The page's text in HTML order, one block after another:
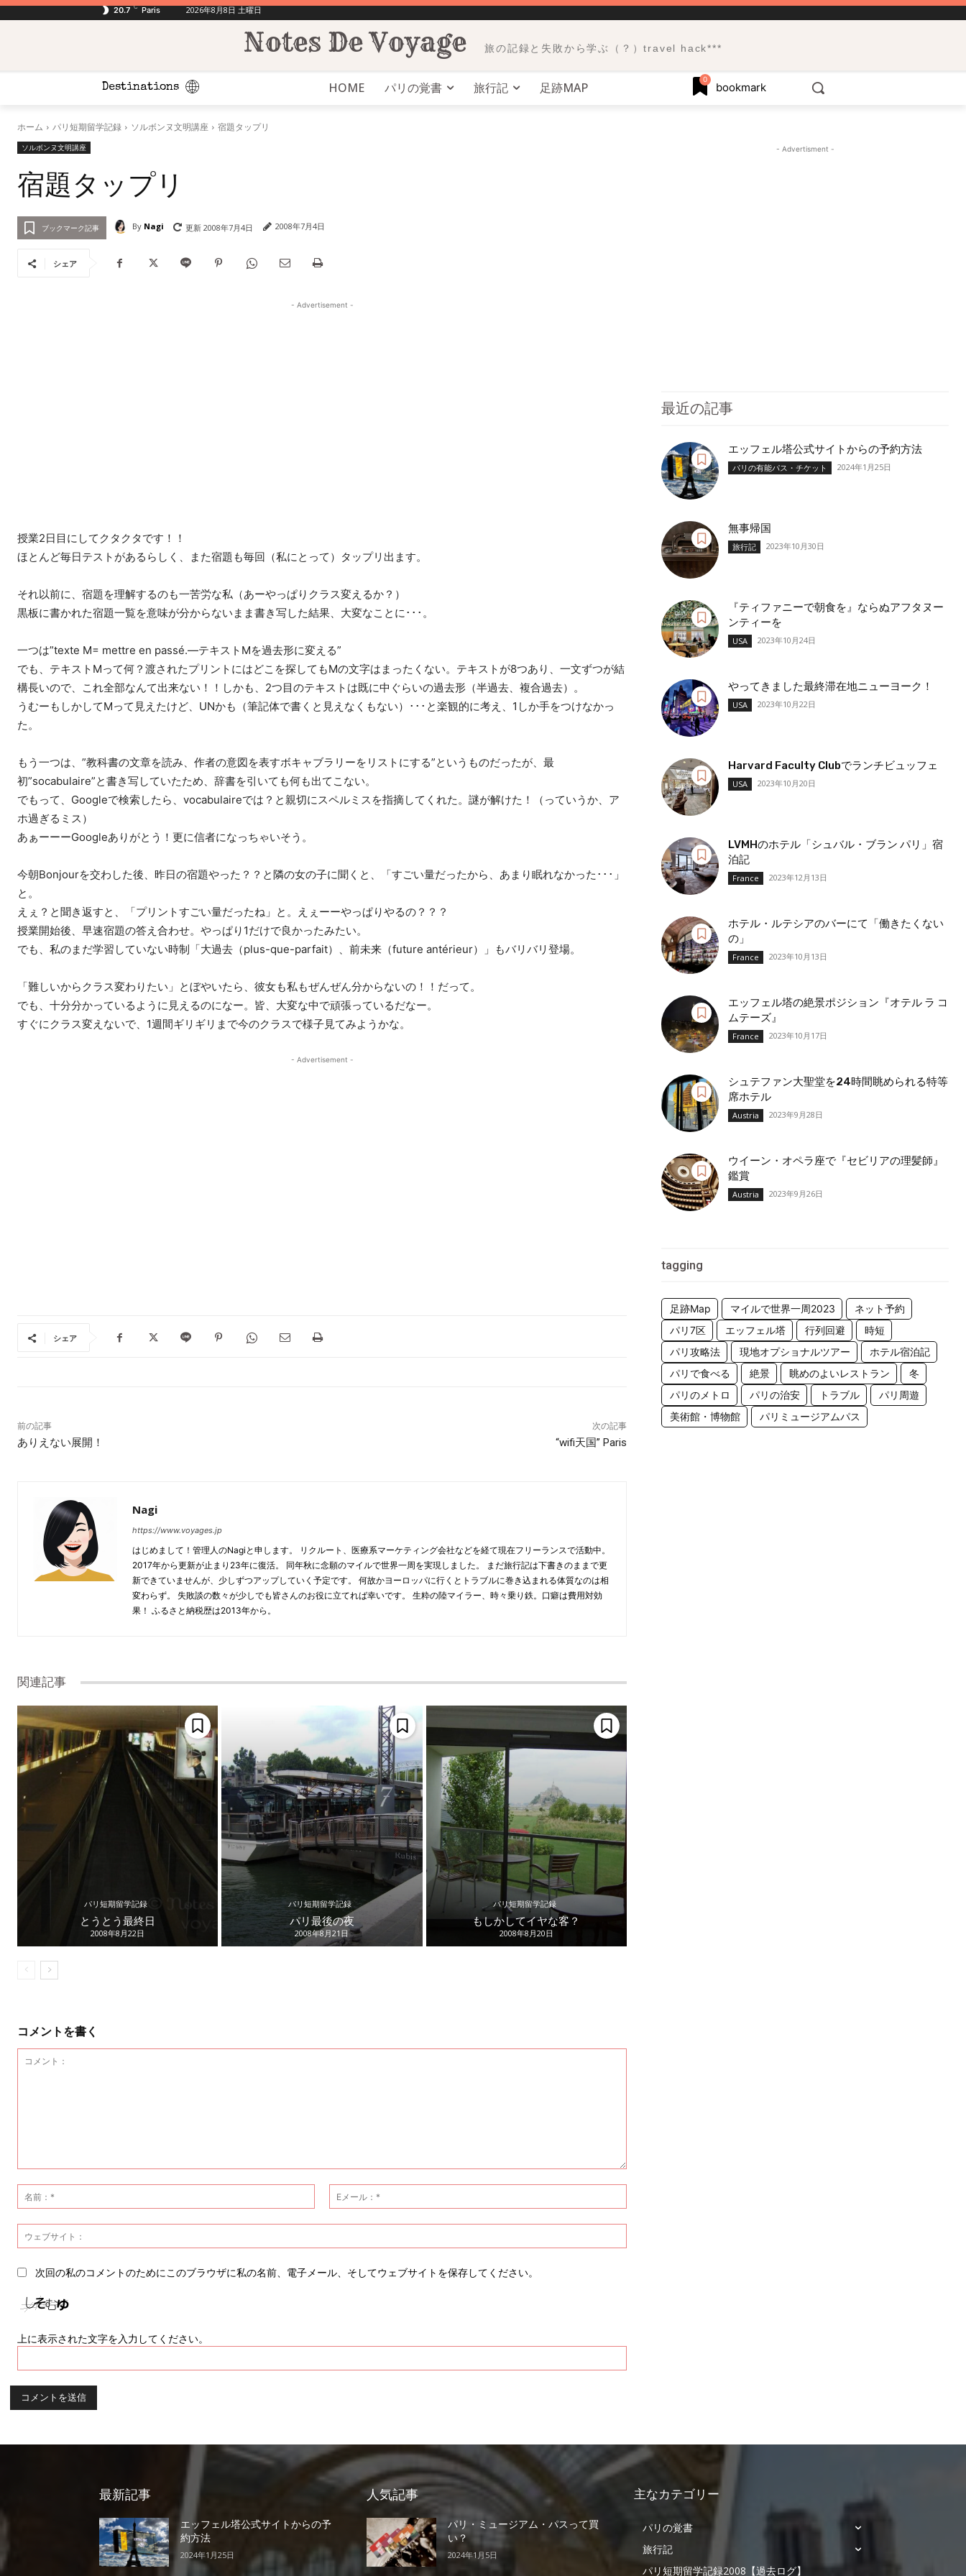
20.7 C Paris 2026年8月8日 土曜日
Notes De Voyage 旅の記録と失敗から学ぶ（？）travel hack***
Destinations HOME パリの覚書 旅行記 足跡MAP
0
bookmark
ホーム パリ短期留学記録 ソルボンヌ文明講座 宿題タップリ
ソルボンヌ文明講座
宿題タップリ
ブックマーク記事 By Nagi 更新 2008年7月4日 2008年7月4日
シェア
- Advertisement -
授業2日目にしてクタクタです！！
ほとんど毎日テストがあるらしく、また宿題も毎回（私にとって）タップリ出ます。
それ以前に、宿題を理解するのも一苦労な私（あーやっぱりクラス変えるか？）
黒板に書かれた宿題一覧を意味が分からないまま書き写した結果、大変なことに･･･。
一つは”texte M= mettre en passé.—テキストMを過去形に変える”
でも、テキストMって何？渡されたプリントにはどこを探してもMの文字はまったくない。テキストが8つあり、一文ずつが結
構長いので、これ全部なんて出来ない！！しかも、2つ目のテキストは既に中ぐらいの過去形（半過去、複合過去）。
うむーもしかしてMって見えたけど、UNかも（筆記体で書くと見えなくもない）･･･と楽観的に考え、1しか手をつけなかっ
た。
もう一つは、”教科書の文章を読み、作者の意図を表すボキャブラリーをリストにする”というものだったが、最
初”socabulaire”と書き写していたため、辞書を引いても何も出てこない。
でもって、Googleで検索したら、vocabulaireでは？と親切にスペルミスを指摘してくれた。謎が解けた！（っていうか、ア
ホ過ぎるミス）
あぁーーーGoogleありがとう！更に信者になっちゃいそう。
今朝Bonjourを交わした後、昨日の宿題やった？？と隣の女の子に聞くと、「すごい量だったから、あまり眠れなかった･･･」
と。
えぇ？と聞き返すと、「プリントすごい量だったね」と。えぇーーやっぱりやるの？？？
授業開始後、早速宿題の答え合わせ。やっぱり1だけで良かったみたい。
でも、私のまだ学習していない時制「大過去（plus-que-parfait）、前未来（future antérieur）」もバリバリ登場。
「難しいからクラス変わりたい」とぼやいたら、彼女も私もぜんぜん分からないの！！だって。
でも、十分分かっているように見えるのになー。皆、大変な中で頑張っているだなー。
すぐにクラス変えないで、1週間ギリギリまで今のクラスで様子見てみようかな。
- Advertisement -
シェア
前の記事
ありえない展開！
次の記事
“wifi天国” Paris
Nagi
https://www.voyages.jp
はじめまして！管理人のNagiと申します。 リクルート、医療系マーケティング会社などを経て現在フリーランスで活動中。
2017年から更新が止まり23年に復活。 同年秋に念願のマイルで世界一周を実現しました。 まだ旅行記は下書きのままで更
新できていませんが、少しずつアップしていく予定です。 何故かヨーロッパに行くとトラブルに巻き込まれる体質なのは相
変わらず。 失敗談の数々が少しでも皆さんのお役に立てれば幸いです。 生粋の陸マイラー、時々乗り鉄。口癖は費用対効
果！ ふるさと納税歴は2013年から。
関連記事
パリ短期留学記録
とうとう最終日
2008年8月22日
パリ短期留学記録
パリ最後の夜
2008年8月21日
パリ短期留学記録
もしかしてイヤな客？
2008年8月20日
コメントを書く
ン
ト：
前：
*
メ
ー
*ェ
次回の私のコメントのためにこのブラウザに私の名前、電子メール、そしてウェブサイトを保存してください。
上に表示された文字を入力してください。
- Advertisment -
最近の記事
エッフェル塔公式サイトからの予約方法
パリの有能パス・チケット 2024年1月25日
無事帰国
旅行記 2023年10月30日
『ティファニーで朝食を』ならぬアフタヌー
ンティーを
USA 2023年10月24日
やってきました最終滞在地ニューヨーク！
USA 2023年10月22日
Harvard Faculty Clubでランチビュッフェ
USA 2023年10月20日
LVMHのホテル「シュバル・ブラン パリ」宿
泊記
France 2023年12月13日
ホテル・ルテシアのバーにて「働きたくない
の」
France 2023年10月13日
エッフェル塔の絶景ポジション『オテル ラ コ
ムテーズ』
France 2023年10月17日
シュテファン大聖堂を24時間眺められる特等
席ホテル
Austria 2023年9月28日
ウイーン・オペラ座で『セビリアの理髪師』
鑑賞
Austria 2023年9月26日
tagging
足跡Map マイルで世界一周2023
ネット予約
パリ7区
エッフェル塔 行列回避
時短
パリ攻略法
現地オプショナルツアー
ホテル宿泊記
パリで食べる
絶景 眺めのよいレストラン
冬
パリのメトロ
パリの治安 トラブル
パリ周遊
美術館・博物館
パリミュージアムパス
最新記事
エッフェル塔公式サイトからの予
約方法
2024年1月25日
人気記事
パリ・ミュージアム・パスって買
い？
2024年1月5日
主なカテゴリー
パリの覚書
旅行記
パリ短期留学記録2008【過去ログ】